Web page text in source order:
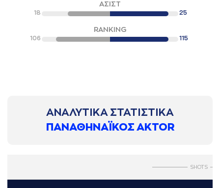
ΑΣΙΣΤ
18 25
RANKING
106 115
ΑΝΑΛΥΤΙΚΑ ΣΤΑΤΙΣΤΙΚΑ
ΠΑΝΑΘΗΝΑΪΚΟΣ AKTOR
SHOTS